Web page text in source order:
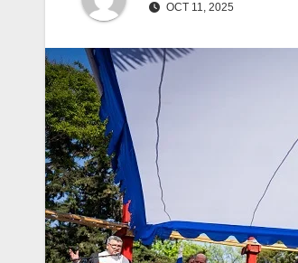
OCT 11, 2025